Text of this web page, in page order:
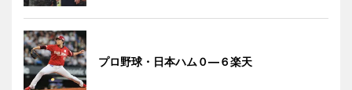
プロ野球・日本ハム０―６楽天